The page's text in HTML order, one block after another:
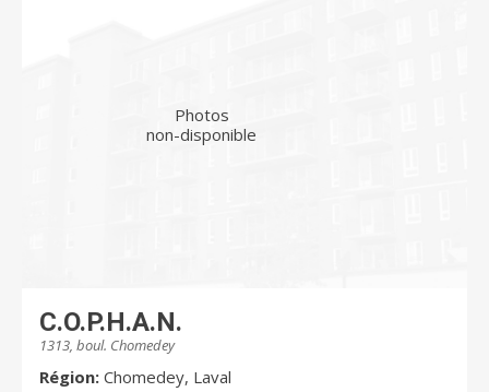
Photos
non-disponible
C.O.P.H.A.N.
1313, boul. Chomedey
Région: Chomedey, Laval